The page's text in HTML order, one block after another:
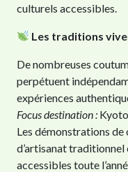
culturels accessibles.
Les traditions
De nombreuses
perpétuent
expériences
Focus destination :
Les démonstrations de
d’artisanat traditionnel
accessibles toute